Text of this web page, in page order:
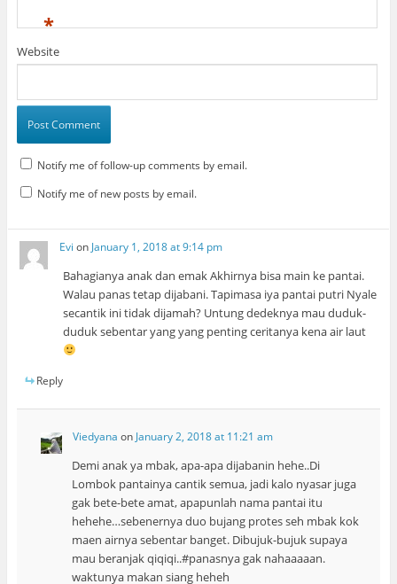
*
Website
Notify me of follow-up comments by email.
Notify me of new posts by email.
Evi on January 1, 2018 at 9:14 pm
Bahagianya anak dan emak Akhirnya bisa main ke pantai.
Walau panas tetap dijabani. Tapimasa iya pantai putri Nyale
secantik ini tidak dijamah? Untung dedeknya mau duduk-
duduk sebentar yang yang penting ceritanya kena air laut
Reply
Viedyana on January 2, 2018 at 11:21 am
Demi anak ya mbak, apa-apa dijabanin hehe..Di
Lombok pantainya cantik semua, jadi kalo nyasar juga
gak bete-bete amat, apapunlah nama pantai itu
hehehe…sebenernya duo bujang protes seh mbak kok
maen airnya sebentar banget. Dibujuk-bujuk supaya
mau beranjak qiqiqi..#panasnya gak nahaaaaan.
waktunya makan siang heheh